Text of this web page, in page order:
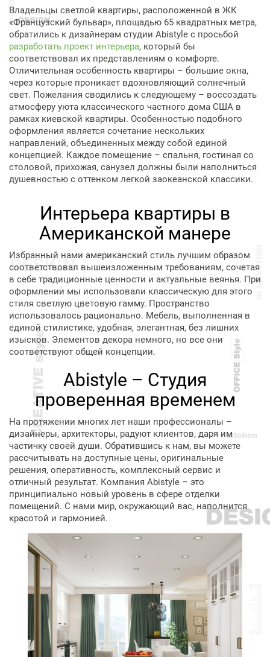
Владельцы светлой квартиры, расположенной в ЖК
«Французский бульвар», площадью 65 квадратных метра,
обратились к дизайнерам студии Abistyle с просьбой
разработать проект интерьера, который бы
соответствовал их представлениям о комфорте.
Отличительная особенность квартиры – большие окна,
через которые проникает вдохновляющий солнечный
свет. Пожелания сводились к следующему – воссоздать
атмосферу уюта классического частного дома США в
рамках киевской квартиры. Особенностью подобного
оформления является сочетание нескольких
направлений, объединенных между собой единой
концепцией. Каждое помещение – спальня, гостиная со
столовой, прихожая, санузел должны были наполниться
душевностью с оттенком легкой заокеанской классики.
Интерьера квартиры в
Американской манере
Избранный нами американский стиль лучшим образом
соответствовал вышеизложенным требованиям, сочетая
в себе традиционные ценности и актуальные веянья. При
оформлении мы использовали классическую для этого
стиля светлую цветовую гамму. Пространство
использовалось рационально. Мебель, выполненная в
единой стилистике, удобная, элегантная, без лишних
изысков. Элементов декора немного, но все они
соответствуют общей концепции.
Abistyle – Студия
проверенная временем
На протяжении многих лет наши профессионалы –
дизайнеры, архитекторы, радуют клиентов, даря им
частичку своей души. Обратившись к нам, вы можете
рассчитывать на доступные цены, оригинальные
решения, оперативность, комплексный сервис и
отличный результат. Компания Abistyle – это
принципиально новый уровень в сфере отделки
помещений. С нами мир, окружающий вас, наполнится
красотой и гармонией.